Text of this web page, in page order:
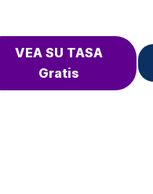
VEA SU TASA
Gratis